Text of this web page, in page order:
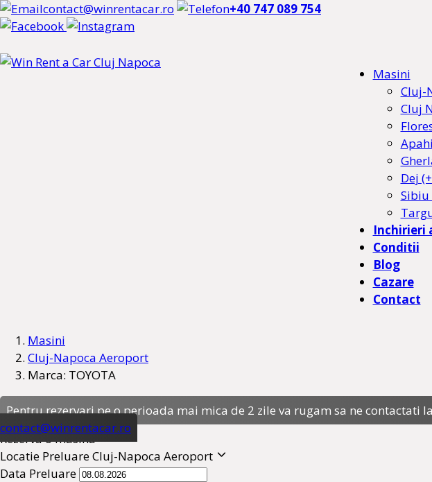
contact@winrentacar.ro +40 747 089 754
Masini
Cluj-
Cluj
Dej
Sibiu
Inchirieri
Conditii
Blog
Cazare
Contact
Masini
Cluj-Napoca Aeroport
Marca: TOYOTA
Pentru rezervari pe o perioada mai mica de 2 zile va rugam sa ne contactati
contact@winrentacar.ro
Rezerva o masina
Locatie PreluareCluj-Napoca Aeroport
Data Preluare